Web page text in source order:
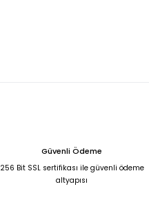
Güvenli Ödeme
256 Bit SSL sertifikası ile güvenli ödeme
altyapısı